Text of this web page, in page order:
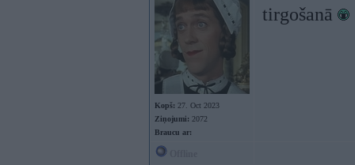
Kopš: 27. Oct 2023
Ziņojumi: 2072
Braucu ar:
tirgošanā